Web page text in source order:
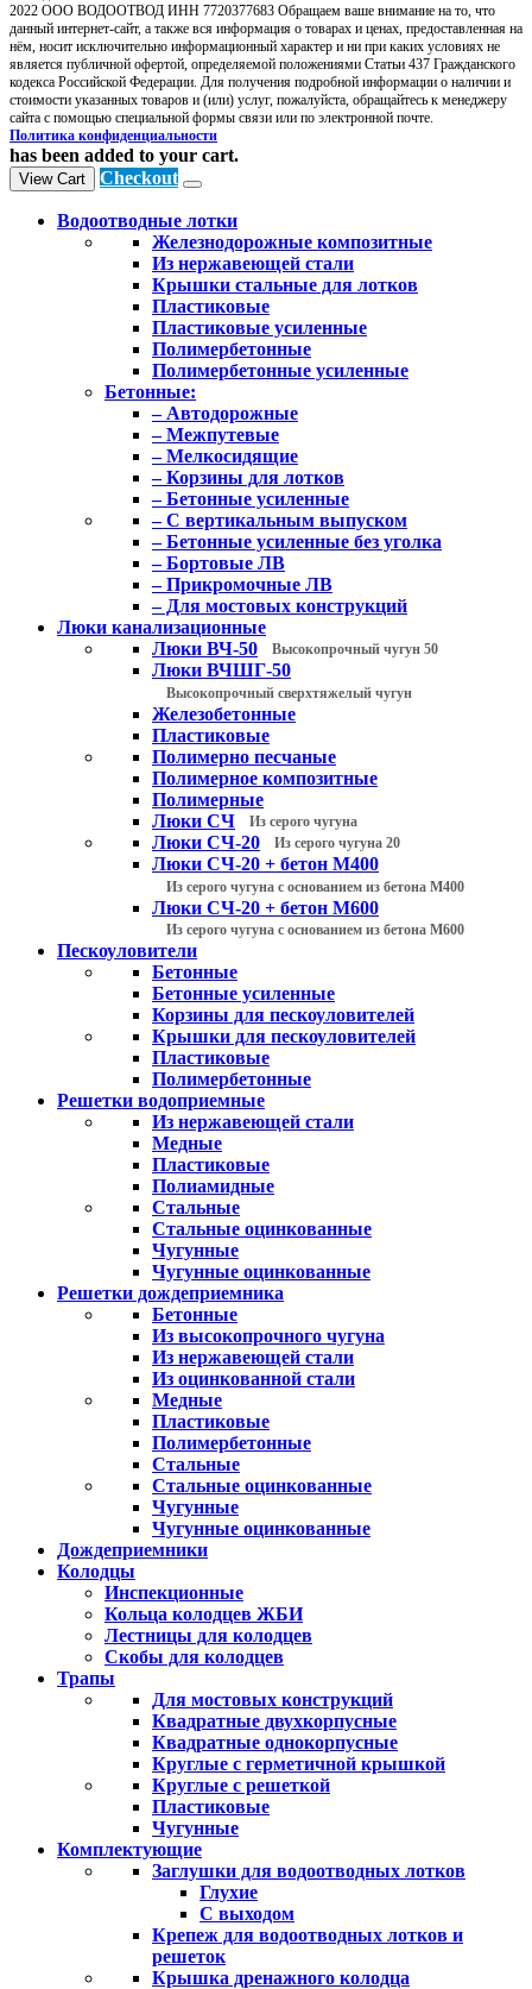
2022 ООО ВОДООТВОД ИНН 7720377683 Обращаем ваше внимание на то, что
данный интернет-сайт, а также вся информация о товарах и ценах, предоставленная на
нём, носит исключительно информационный характер и ни при каких условиях не
является публичной офертой, определяемой положениями Статьи 437 Гражданского
кодекса Российской Федерации. Для получения подробной информации о наличии и
стоимости указанных товаров и (или) услуг, пожалуйста, обращайтесь к менеджеру
сайта с помощью специальной формы связи или по электронной почте.
Политика конфиденциальности
has been added to your cart.
View Cart Checkout
Водоотводные лотки
Железнодорожные композитные
Из нержавеющей стали
Крышки стальные для лотков
Пластиковые
Пластиковые усиленные
Полимербетонные
Полимербетонные усиленные
Бетонные:
– Автодорожные
– Межпутевые
– Мелкосидящие
– Корзины для лотков
– Бетонные усиленные
– С вертикальным выпуском
– Бетонные усиленные без уголка
– Бортовые ЛВ
– Прикромочные ЛВ
– Для мостовых конструкций
Люки канализационные
Люки ВЧ-50
Высокопрочный чугун 50
Люки ВЧШГ-50
Высокопрочный сверхтяжелый чугун
Железобетонные
Пластиковые
Полимерно песчаные
Полимерное композитные
Полимерные
Люки СЧ
Из серого чугуна
Люки СЧ-20 Из серого чугуна 20
Люки СЧ-20 + бетон М400
Из серого чугуна с основанием из бетона М400
Люки СЧ-20 + бетон М600
Из серого чугуна с основанием из бетона М600
Пескоуловители
Бетонные
Бетонные усиленные
Корзины для пескоуловителей
Крышки для пескоуловителей
Пластиковые
Полимербетонные
Решетки водоприемные
Из нержавеющей стали
Медные
Пластиковые
Полиамидные
Стальные
Стальные оцинкованные
Чугунные
Чугунные оцинкованные
Решетки дождеприемника
Бетонные
Из высокопрочного чугуна
Из нержавеющей стали
Из оцинкованной стали
Медные
Пластиковые
Полимербетонные
Стальные
Стальные оцинкованные
Чугунные
Чугунные оцинкованные
Дождеприемники
Колодцы
Инспекционные
Кольца колодцев ЖБИ
Лестницы для колодцев
Скобы для колодцев
Трапы
Для мостовых конструкций
Квадратные двухкорпусные
Квадратные однокорпусные
Круглые с герметичной крышкой
Круглые с решеткой
Пластиковые
Чугунные
Комплектующие
Заглушки для водоотводных лотков
Глухие
С выходом
Крепеж для водоотводных лотков и
решеток
Крышка дренажного колодца